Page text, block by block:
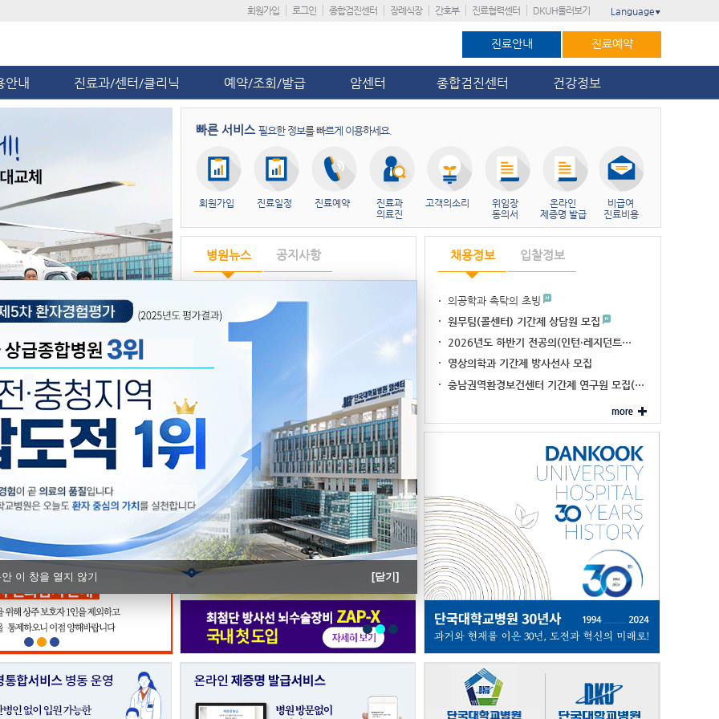
회원가입 로그인 종합검진센터 장례식장 간호부 진료협력센터 DKUH둘러보기 Language ▼
진료안내 진료예약
안내 진료과/센터/클리닉 예약/조회/발급 암센터 종합검진센터 건강정보
이 창을 열지 않기 [닫기]
빠른 서비스 필요한 정보를 빠르게 이용하세요.
회원가입 진료일정 진료예약
진료과
의료진
고객의소리
위임장
동의서
온라인
제증명 발급
비급여
진료비용
채용정보
의공학과 촉탁의 초빙
원무팀(콜센터) 기간제 상담원 모집
2026년도 하반기 전공의(인턴·레지던트…
영상의학과 기간제 방사선사 모집
충남권역환경보건센터 기간제 연구원 모집(…
입찰정보
병원뉴스
제5차 환자경험평가 ‘전국 상급종합병원 3위, 대전…
단국대병원, ‘급성기뇌졸중 적정성 평가’ 11회 연…
단국대병원 충남지역암센터, ‘해외이주민 암관리 네비…
단국대병원, 충남Ⅰ권역 모자의료 진료협력 대표기관 …
충남지역암센터, 지역 실무자 대상 '내시경 세척·…
공지사항